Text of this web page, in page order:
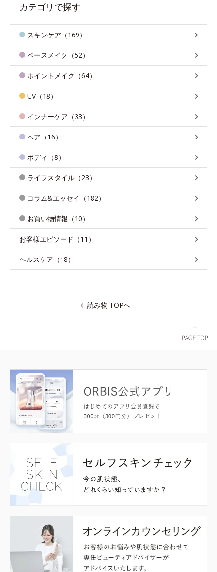
カテゴリで探す
スキンケア（169）
ベースメイク（52）
ポイントメイク（64）
UV（18）
インナーケア（33）
ヘア（16）
ボディ（8）
ライフスタイル（23）
コラム&エッセイ（182）
お買い物情報（10）
お客様エピソード（11）
ヘルスケア（18）
読み物 TOPへ